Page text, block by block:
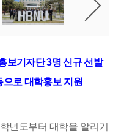
보기자단3명 신규 선발
로 대학홍보 지원
학년도부터 대학을 알리기